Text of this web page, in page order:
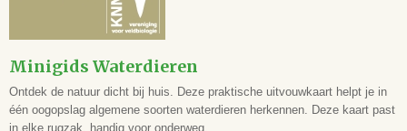
Illustrator(en)
Jasper de Ruiter
Vertaling
-
Minigids Waterdieren
Ontdek de natuur dicht bij huis. Deze praktische uitvouwkaart helpt je in
één oogopslag algemene soorten waterdieren herkennen. Deze kaart past
in elke rugzak, handig voor onderweg.